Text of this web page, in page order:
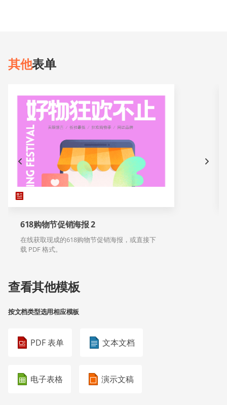
其他表单
618购物节促销海报 2
在线获取现成的618购物节促销海报，或直接下
载 PDF 格式。
查看其他模板
按文档类型选用相应模板
PDF 表单 文本文档
电子表格 演示文稿